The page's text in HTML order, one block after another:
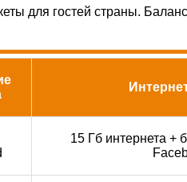
для гостей страны.
15 Гб интернета +